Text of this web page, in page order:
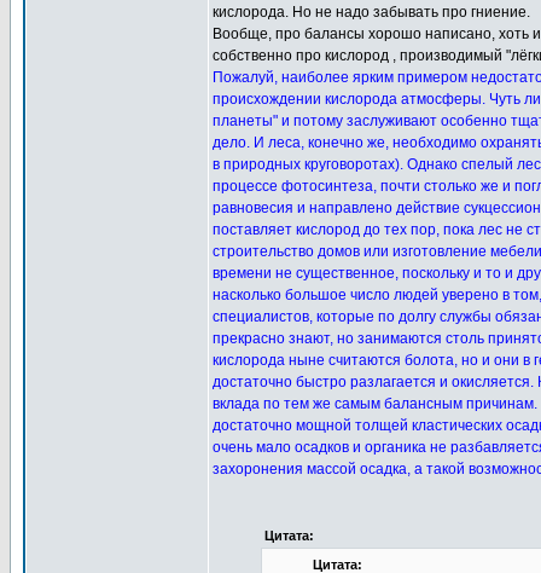
кислорода. Но не надо забывать про гниение.
Вообще, про балансы хорошо написано, хоть
собственно про кислород , производимый
Пожалуй, наиболее ярким примером
происхождении кислорода атмосферы. Чуть
планеты" и потому заслуживают особенно
дело. И леса, конечно же, необходимо
в природных круговоротах). Однако спелый
процессе фотосинтеза, почти столько же и
равновесия и направлено действие
поставляет кислород до тех пор, пока лес не
строительство домов или изготовление
времени не существенное, поскольку и то и
насколько большое число людей уверено в
специалистов, которые по долгу службы
прекрасно знают, но занимаются столь
кислорода ныне считаются болота, но и они
достаточно быстро разлагается и
вклада по тем же самым балансным причинам.
достаточно мощной толщей кластических
очень мало осадков и органика не
захоронения массой осадка, а такой
Цитата:
Цитата: